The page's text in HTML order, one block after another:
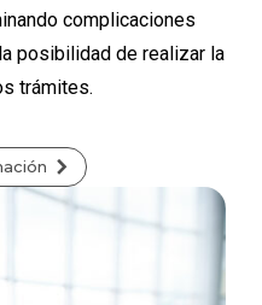
complicaciones
posibilidad de realizar la
trámites.